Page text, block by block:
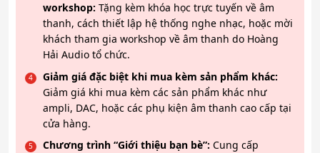
workshop: Tặng kèm khóa học trực tuyến về âm
thanh, cách thiết lập hệ thống nghe nhạc, hoặc mời
khách tham gia workshop về âm thanh do Hoàng
Hải Audio tổ chức.
Giảm giá đặc biệt khi mua kèm sản phẩm khác:
Giảm giá khi mua kèm các sản phẩm khác như
ampli, DAC, hoặc các phụ kiện âm thanh cao cấp tại
cửa hàng.
Chương trình “Giới thiệu bạn bè”: Cung cấp